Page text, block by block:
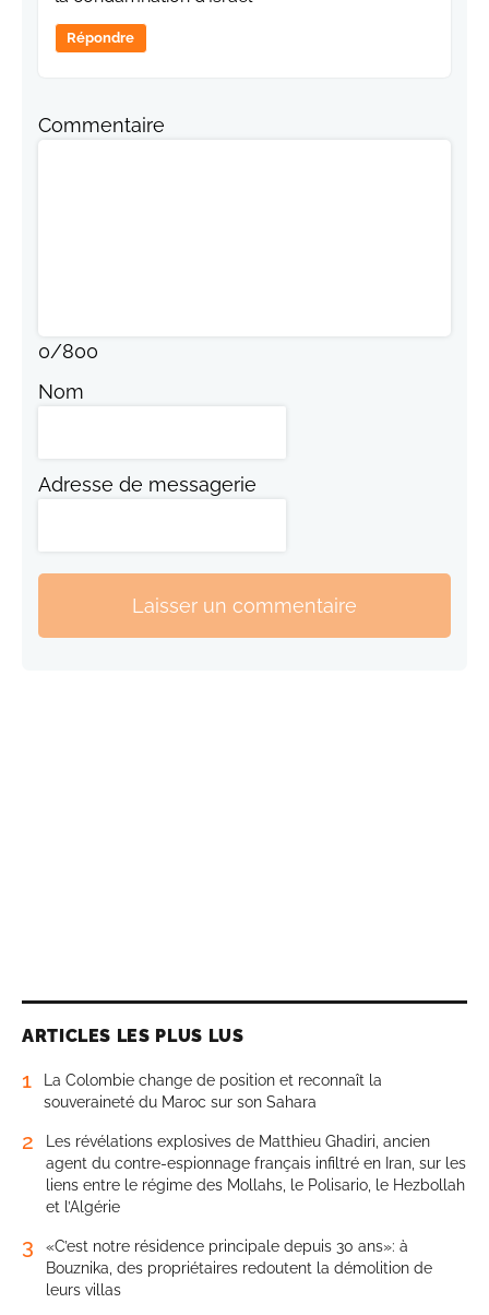
Répondre
Commentaire
0/800
Nom
Adresse de messagerie
Laisser un commentaire
ARTICLES LES PLUS LUS
1
La Colombie change de position et reconnaît la
souveraineté du Maroc sur son Sahara
2
Les révélations explosives de Matthieu Ghadiri, ancien
agent du contre-espionnage français infiltré en Iran, sur les
liens entre le régime des Mollahs, le Polisario, le Hezbollah
et l’Algérie
3
«C’est notre résidence principale depuis 30 ans»: à
Bouznika, des propriétaires redoutent la démolition de
leurs villas